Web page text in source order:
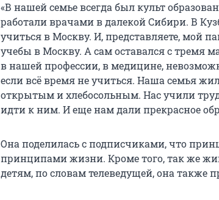
«В нашей семье всегда был культ
работали врачами в далекой Сибири. В
учиться в Москву. И, представляете, мой
учебы в Москву. А сам оставался с тремя
в нашей профессии, в медицине,
если всё время не учиться. Наша семья
открытым и хлебосольным. Нас учили
идти к ним. И еще нам дали прекрасное
Она поделилась с подписчиками, что
принципами жизни. Кроме того, так же
детям, по словам телеведущей, она также